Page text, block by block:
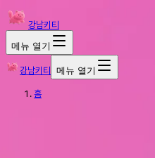
강남키티
메뉴 열기
강남키티 메뉴 열기
홈